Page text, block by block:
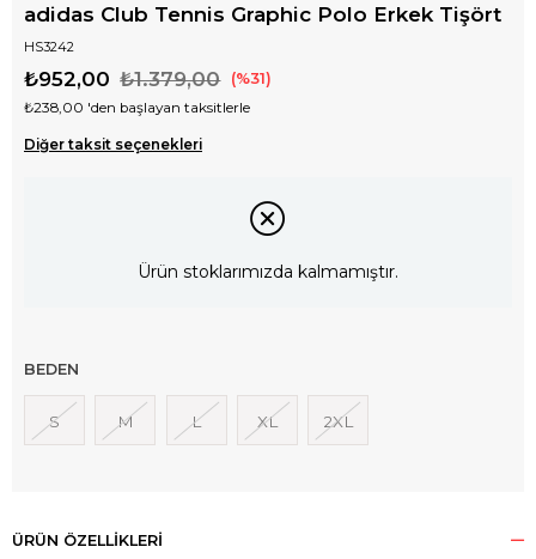
adidas Club Tennis Graphic Polo Erkek Tişört
HS3242
₺1.379,00
₺952,00 31
₺238,00 'den başlayan taksitlerle
Diğer taksit seçenekleri
Ürün stoklarımızda kalmamıştır.
BEDEN
S M L XL 2XL
ÜRÜN ÖZELLIKLERI